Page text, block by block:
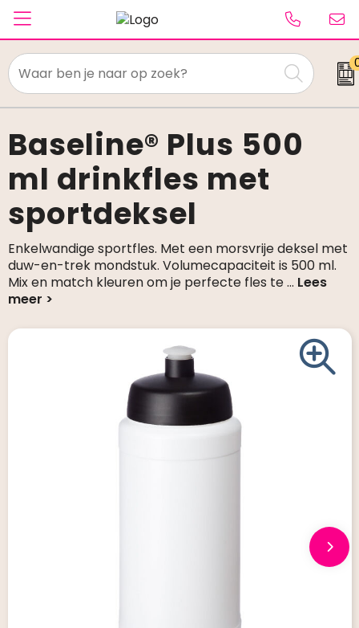
Textiel
Paraplu's
Caps & Beanies
Tassen
Drinkwaren
Schrijfwaren
Baseline® Plus 500
ml drinkfles met
sportdeksel
Enkelwandige sportfles. Met een morsvrije deksel met
duw-en-trek mondstuk. Volumecapaciteit is 500 ml.
Mix en match kleuren om je perfecte fles te...